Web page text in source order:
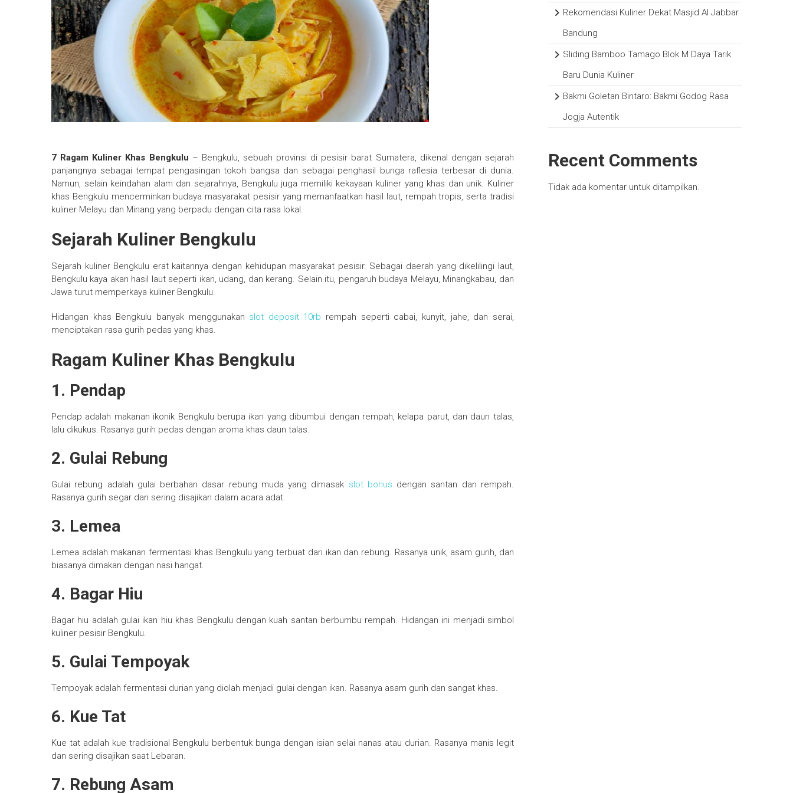
7 Ragam Kuliner Khas Bengkulu – Bengkulu, sebuah provinsi di pesisir barat Sumatera, dikenal dengan sejarah
panjangnya sebagai tempat pengasingan tokoh bangsa dan sebagai penghasil bunga raflesia terbesar di dunia.
Namun, selain keindahan alam dan sejarahnya, Bengkulu juga memiliki kekayaan kuliner yang khas dan unik. Kuliner
khas Bengkulu mencerminkan budaya masyarakat pesisir yang memanfaatkan hasil laut, rempah tropis, serta tradisi
kuliner Melayu dan Minang yang berpadu dengan cita rasa lokal.
Sejarah Kuliner Bengkulu
Sejarah kuliner Bengkulu erat kaitannya dengan kehidupan masyarakat pesisir. Sebagai daerah yang dikelilingi laut,
Bengkulu kaya akan hasil laut seperti ikan, udang, dan kerang. Selain itu, pengaruh budaya Melayu, Minangkabau, dan
Jawa turut memperkaya kuliner Bengkulu.
Hidangan khas Bengkulu banyak menggunakan slot deposit 10rb rempah seperti cabai, kunyit, jahe, dan serai,
menciptakan rasa gurih pedas yang khas.
Ragam Kuliner Khas Bengkulu
1. Pendap
Pendap adalah makanan ikonik Bengkulu berupa ikan yang dibumbui dengan rempah, kelapa parut, dan daun talas,
lalu dikukus. Rasanya gurih pedas dengan aroma khas daun talas.
2. Gulai Rebung
Gulai rebung adalah gulai berbahan dasar rebung muda yang dimasak slot bonus dengan santan dan rempah.
Rasanya gurih segar dan sering disajikan dalam acara adat.
3. Lemea
Lemea adalah makanan fermentasi khas Bengkulu yang terbuat dari ikan dan rebung. Rasanya unik, asam gurih, dan
biasanya dimakan dengan nasi hangat.
4. Bagar Hiu
Bagar hiu adalah gulai ikan hiu khas Bengkulu dengan kuah santan berbumbu rempah. Hidangan ini menjadi simbol
kuliner pesisir Bengkulu.
5. Gulai Tempoyak
Tempoyak adalah fermentasi durian yang diolah menjadi gulai dengan ikan. Rasanya asam gurih dan sangat khas.
6. Kue Tat
Kue tat adalah kue tradisional Bengkulu berbentuk bunga dengan isian selai nanas atau durian. Rasanya manis legit
dan sering disajikan saat Lebaran.
7. Rebung Asam
Rekomendasi Kuliner Dekat Masjid Al Jabbar
Bandung
Sliding Bamboo Tamago Blok M Daya Tarik
Baru Dunia Kuliner
Bakmi Goletan Bintaro: Bakmi Godog Rasa
Jogja Autentik
Recent Comments
Tidak ada komentar untuk ditampilkan.